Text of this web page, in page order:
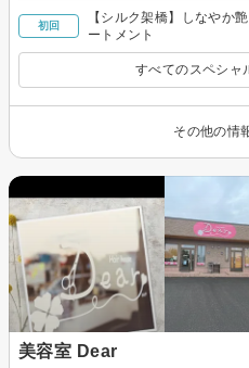
初回
【シルク架橋】しなやか
ートメント
すべてのスペシャ
その他の情
美容室 Dear